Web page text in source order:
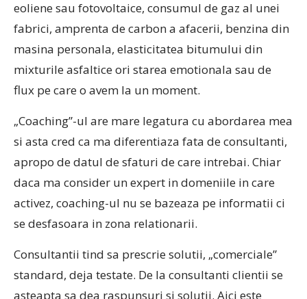
eoliene sau fotovoltaice, consumul de gaz al unei
fabrici, amprenta de carbon a afacerii, benzina din
masina personala, elasticitatea bitumului din
mixturile asfaltice ori starea emotionala sau de
flux pe care o avem la un moment.
„Coaching”-ul are mare legatura cu abordarea mea
si asta cred ca ma diferentiaza fata de consultanti,
apropo de datul de sfaturi de care intrebai. Chiar
daca ma consider un expert in domeniile in care
activez, coaching-ul nu se bazeaza pe informatii ci
se desfasoara in zona relationarii.
Consultantii tind sa prescrie solutii, „comerciale”
standard, deja testate. De la consultanti clientii se
asteapta sa dea raspunsuri si solutii. Aici este